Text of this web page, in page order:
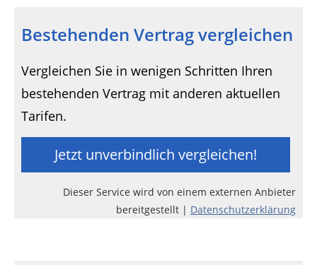
Bestehenden Vertrag vergleichen
Vergleichen Sie in wenigen Schritten Ihren
bestehenden Vertrag mit anderen aktuellen
Tarifen.
Jetzt unverbindlich vergleichen!
Dieser Service wird von einem externen Anbieter
bereitgestellt | Datenschutzerklärung